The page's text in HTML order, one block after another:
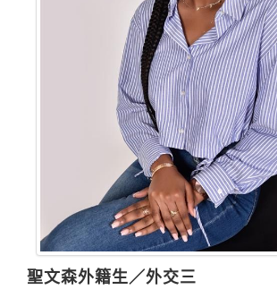
聖文森外籍生／外交三